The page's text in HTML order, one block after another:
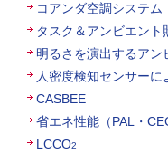
コアンダ空調システム
タスク＆アンビエント
明るさを演出するア
人密度検知センサー
CASBEE
省エネ性能（PAL・
LCCO2